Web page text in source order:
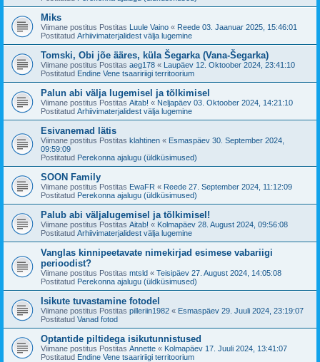
Miks
Viimane postitus Postitas Luule Vaino « Reede 03. Jaanuar 2025, 15:46:01
Postitatud Arhiivimaterjalidest välja lugemine
Tomski, Obi jõe ääres, küla Šegarka (Vana-Šegarka)
Viimane postitus Postitas aeg178 « Laupäev 12. Oktoober 2024, 23:41:10
Postitatud Endine Vene tsaaririigi territoorium
Palun abi välja lugemisel ja tõlkimisel
Viimane postitus Postitas Aitab! « Neljapäev 03. Oktoober 2024, 14:21:10
Postitatud Arhiivimaterjalidest välja lugemine
Esivanemad lätis
Viimane postitus Postitas klahtinen « Esmaspäev 30. September 2024,
09:59:09
Postitatud Perekonna ajalugu (üldküsimused)
SOON Family
Viimane postitus Postitas EwaFR « Reede 27. September 2024, 11:12:09
Postitatud Perekonna ajalugu (üldküsimused)
Palub abi väljalugemisel ja tõlkimisel!
Viimane postitus Postitas Aitab! « Kolmapäev 28. August 2024, 09:56:08
Postitatud Arhiivimaterjalidest välja lugemine
Vanglas kinnipeetavate nimekirjad esimese vabariigi
perioodist?
Viimane postitus Postitas mtsld « Teisipäev 27. August 2024, 14:05:08
Postitatud Perekonna ajalugu (üldküsimused)
Isikute tuvastamine fotodel
Viimane postitus Postitas pilleriin1982 « Esmaspäev 29. Juuli 2024, 23:19:07
Postitatud Vanad fotod
Optantide piltidega isikutunnistused
Viimane postitus Postitas Annette « Kolmapäev 17. Juuli 2024, 13:41:07
Postitatud Endine Vene tsaaririigi territoorium